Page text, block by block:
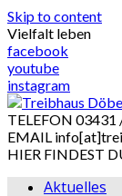
Skip to content
Vielfalt leben
facebook
youtube
instagram
TELEFON 03431
EMAIL
HIER FINDEST
Aktuelles